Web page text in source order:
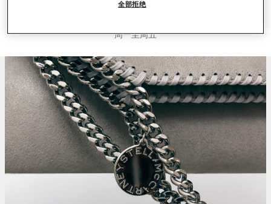
周一至周五
全部拒绝